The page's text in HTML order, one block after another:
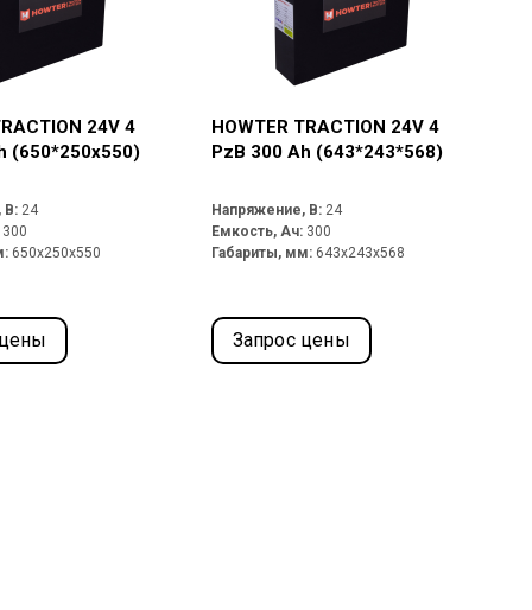
24V 4
(650*250х550)
В: 24
300
650x250x550
HOWTER TRACTION 24V 4
PzB 300 Ah (643*243*568)
Напряжение, В: 24
Емкость, Ач: 300
Габариты, мм: 643x243x568
Запрос цены